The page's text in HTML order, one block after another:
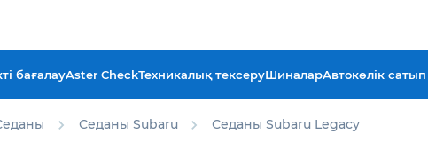
бағалауAster CheckТехникалық тексеруШиналарАвтокөлік
Седаны Subaru Седаны Subaru Legacy